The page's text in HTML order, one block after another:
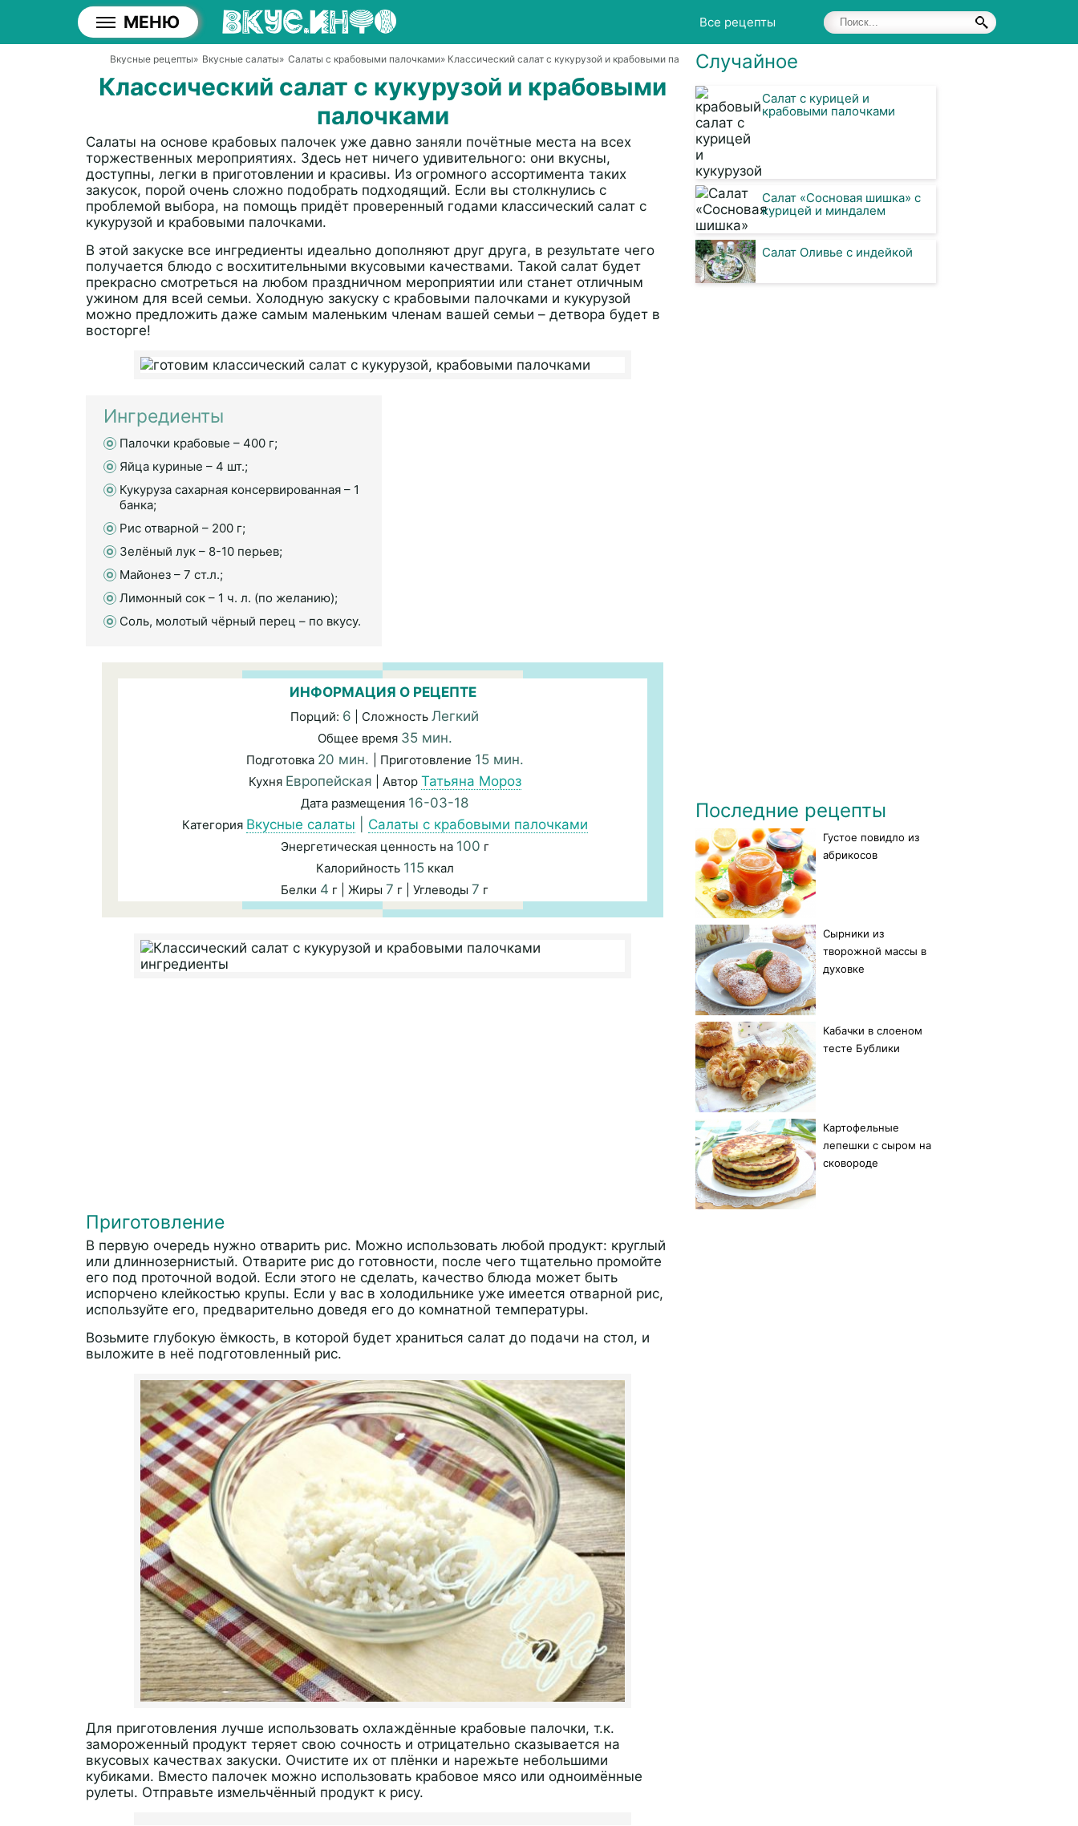
МЕНЮ Все рецепты
Вкусные рецепты» Вкусные салаты» Салаты с крабовыми палочками» Классический салат с кукурузой и крабовыми палочками
Классический салат с кукурузой и крабовыми
палочками
Салаты на основе крабовых палочек уже давно заняли почётные места на всех
торжественных мероприятиях. Здесь нет ничего удивительного: они вкусны,
доступны, легки в приготовлении и красивы. Из огромного ассортимента таких
закусок, порой очень сложно подобрать подходящий. Если вы столкнулись с
проблемой выбора, на помощь придёт проверенный годами классический салат с
кукурузой и крабовыми палочками.
В этой закуске все ингредиенты идеально дополняют друг друга, в результате чего
получается блюдо с восхитительными вкусовыми качествами. Такой салат будет
прекрасно смотреться на любом праздничном мероприятии или станет отличным
ужином для всей семьи. Холодную закуску с крабовыми палочками и кукурузой
можно предложить даже самым маленьким членам вашей семьи – детвора будет в
восторге!
Ингредиенты
Палочки крабовые – 400 г;
Яйца куриные – 4 шт.;
Кукуруза сахарная консервированная – 1
банка;
Рис отварной – 200 г;
Зелёный лук – 8-10 перьев;
Майонез – 7 ст.л.;
Лимонный сок – 1 ч. л. (по желанию);
Соль, молотый чёрный перец – по вкусу.
ИНФОРМАЦИЯ О РЕЦЕПТЕ
Порций: 6 | Сложность Легкий
Общее время 35 мин.
Подготовка 20 мин. | Приготовление 15 мин.
Кухня Европейская | Автор Татьяна Мороз
Дата размещения 16-03-18
Категория Вкусные салаты Салаты с крабовыми палочками
Энергетическая ценность на 100 г
Калорийность 115ккал
Белки 4 г | Жиры 7 г | Углеводы 7 г
Приготовление
В первую очередь нужно отварить рис. Можно использовать любой продукт: круглый
или длиннозернистый. Отварите рис до готовности, после чего тщательно промойте
его под проточной водой. Если этого не сделать, качество блюда может быть
испорчено клейкостью крупы. Если у вас в холодильнике уже имеется отварной рис,
используйте его, предварительно доведя его до комнатной температуры.
Возьмите глубокую ёмкость, в которой будет храниться салат до подачи на стол, и
выложите в неё подготовленный рис.
Для приготовления лучше использовать охлаждённые крабовые палочки, т.к.
замороженный продукт теряет свою сочность и отрицательно сказывается на
вкусовых качествах закуски. Очистите их от плёнки и нарежьте небольшими
кубиками. Вместо палочек можно использовать крабовое мясо или одноимённые
рулеты. Отправьте измельчённый продукт к рису.
Случайное
Салат с курицей и
крабовыми палочками
Салат «Сосновая шишка» с
курицей и миндалем
Салат Оливье с индейкой
Последние рецепты
Густое повидло из
абрикосов
Сырники из
творожной массы в
духовке
Кабачки в слоеном
тесте Бублики
Картофельные
лепешки с сыром на
сковороде